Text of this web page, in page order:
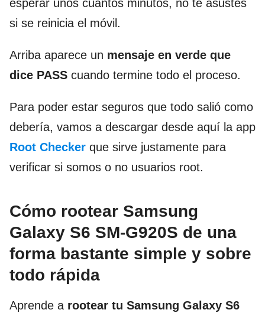
esperar unos cuantos minutos, no te asustes
si se reinicia el móvil.
Arriba aparece un mensaje en verde que
dice PASS cuando termine todo el proceso.
Para poder estar seguros que todo salió como
debería, vamos a descargar desde aquí la app
Root Checker que sirve justamente para
verificar si somos o no usuarios root.
Cómo rootear Samsung
Galaxy S6 SM-G920S de una
forma bastante simple y sobre
todo rápida
Aprende a rootear tu Samsung Galaxy S6